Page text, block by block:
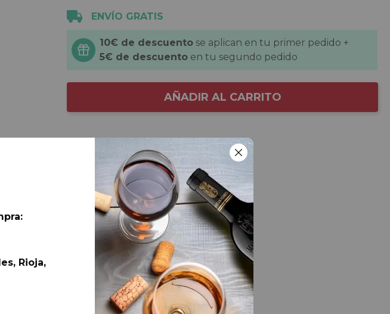
DP0914
ENVÍO GRATIS
10€ de descuento se aplican en tu primer pedido +
5€ de descuento en tu segundo pedido
AÑADIR AL CARRITO
francesa en la zona de
la mineralidad aportada
LA BODEGA
Rioja,